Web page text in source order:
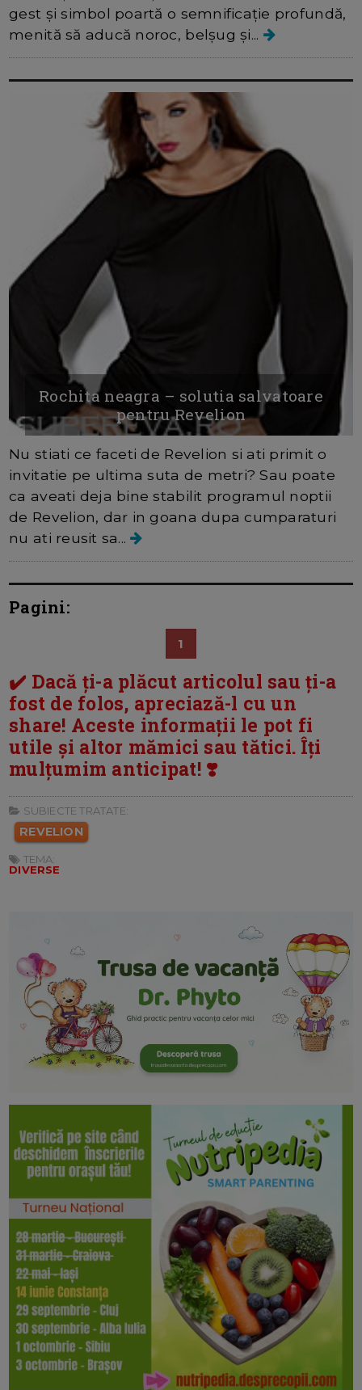
gest și simbol poartă o semnificație profundă,
menită să aducă noroc, belșug și...
Rochita neagra – solutia salvatoare
pentru Revelion
Nu stiati ce faceti de Revelion si ati primit o
invitatie pe ultima suta de metri? Sau poate
ca aveati deja bine stabilit programul noptii
de Revelion, dar in goana dupa cumparaturi
nu ati reusit sa...
Pagini:
1
✔️ Dacă ți-a plăcut articolul sau ți-a
fost de folos, apreciază-l cu un
share! Aceste informații le pot fi
utile și altor mămici sau tătici. Îți
mulțumim anticipat! ❣️
SUBIECTE TRATATE:
REVELION
TEMA:
DIVERSE